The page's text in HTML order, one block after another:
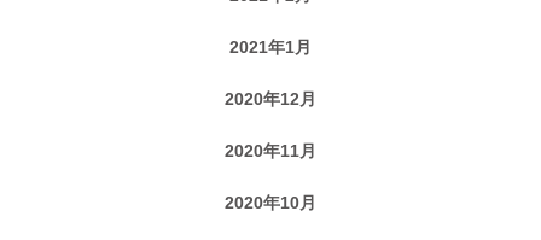
2021年1月
2020年12月
2020年11月
2020年10月